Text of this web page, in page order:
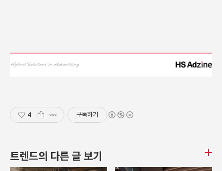
4 구독하기
트렌드의 다른 글 보기